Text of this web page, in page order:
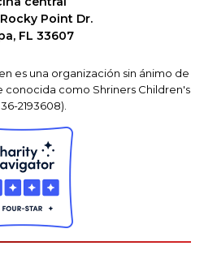
Point Dr.
FL 33607
es una organización sin ánimo de
conocida como Shriners Children's
2193608).